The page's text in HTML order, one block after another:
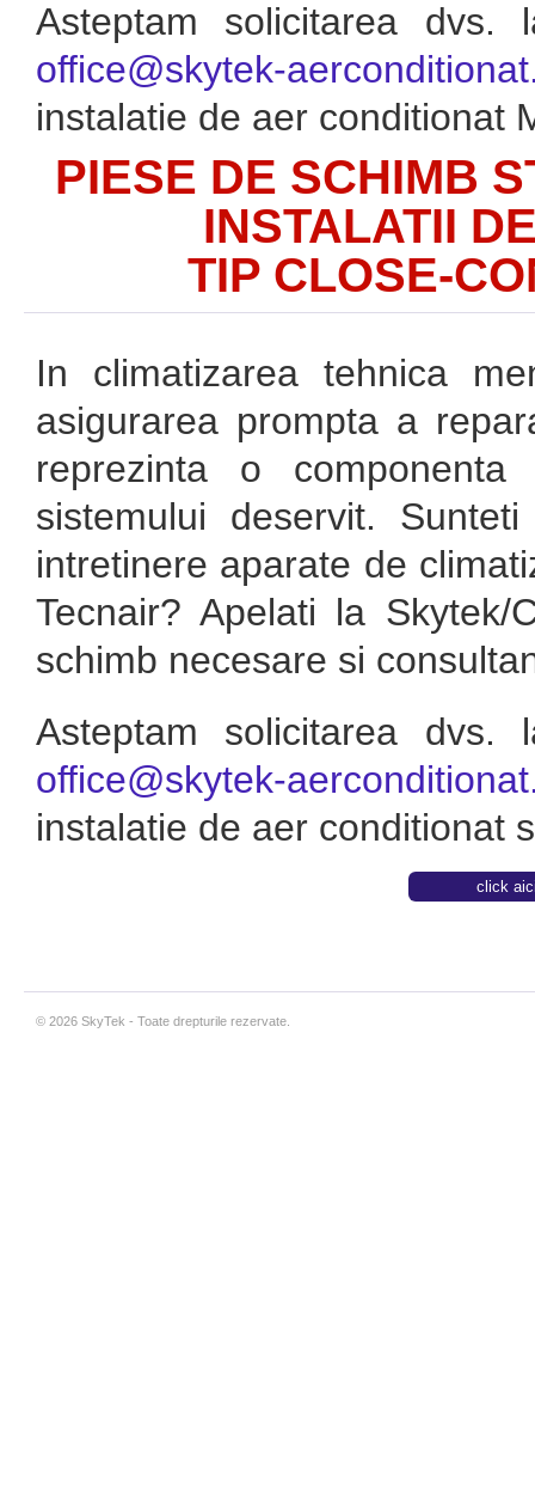
Asteptam solicitarea
office@skytek-
instalatie de aer conditionat
PIESE DE SCHIMB
INSTALATII
TIP CLOSE-
In climatizarea tehnica
asigurarea prompta a
reprezinta o
sistemului deservit.
intretinere aparate de
Tecnair? Apelati la
schimb necesare si
Asteptam solicitarea
office@skytek-
instalatie de aer conditionat
click
© 2026 SkyTek - Toate drepturile rezervate.